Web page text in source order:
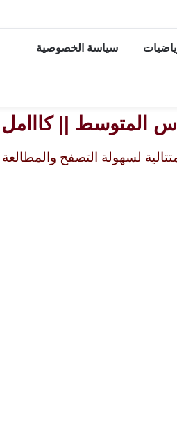
سياسة الخصوصية
المتوسط || كااامل
لسهولة التصفح والمطالعة